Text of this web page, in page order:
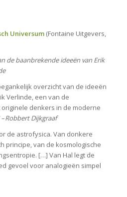
Universum(Fontaine Uitgevers,
de baanbrekende ideeën van Erik
overzicht van de ideeën
Verlinde, een van de
originele denkers in de moderne
Robbert Dijkgraaf
de astrofysica. Van donkere
principe, van de kosmologische
[…] Van Hal legt de
gevoel voor analogieën simpel